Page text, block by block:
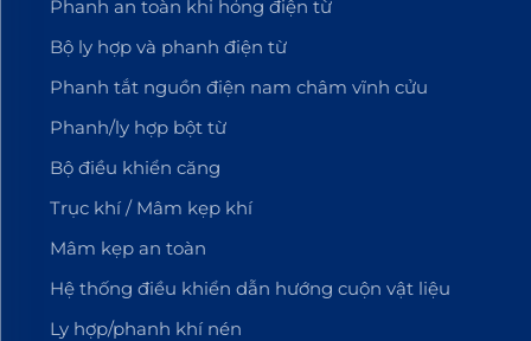
Phanh an toàn khi hỏng điện từ
Bộ ly hợp và phanh điện từ
Phanh tắt nguồn điện nam châm vĩnh cửu
Phanh/ly hợp bột từ
Bộ điều khiển căng
Trục khí / Mâm kẹp khí
Mâm kẹp an toàn
Hệ thống điều khiển dẫn hướng cuộn vật liệu
Ly hợp/phanh khí nén